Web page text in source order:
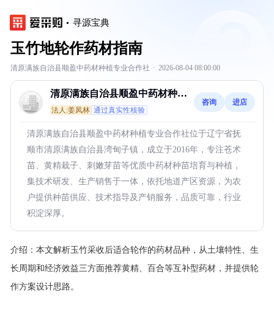
寻源宝典
玉竹地轮作药材指南
清原满族自治县顺盈中药材种植专业合作社 · 2026-08-04 08:00:00
清原满族自治县顺盈中药材种植
专业合作社
法人:姜凤林 通过真实性核验
咨询 进店
清原满族自治县顺盈中药材种植专业合作社位于辽宁省抚
顺市清原满族自治县湾甸子镇，成立于2016年，专注苍术
苗、黄精栽子、刺嫩芽苗等优质中药材种苗培育与种植，
集技术研发、生产销售于一体，依托地道产区资源，为农
户提供种苗供应、技术指导及产销服务，品质可靠，行业
积淀深厚。
介绍： 本文解析玉竹采收后适合轮作的药材品种，从土壤特性、生
长周期和经济效益三方面推荐黄精、百合等互补型药材，并提供轮
作方案设计思路。